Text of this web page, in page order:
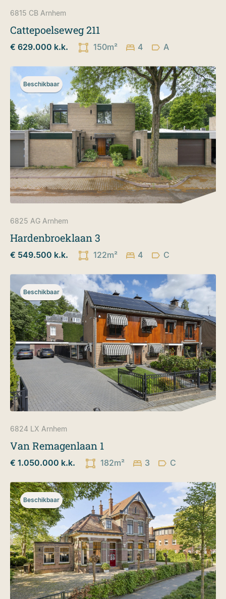
6815 CBArnhem
Cattepoelseweg 211
€ 629.000 k.k. 150m² 4 A
Beschikbaar
6825 AGArnhem
Hardenbroeklaan 3
€ 549.500 k.k. 122m² 4 C
Beschikbaar
6824 LX Arnhem
Van Remagenlaan 1
€ 1.050.000 k.k. 182m² 3 C
Beschikbaar